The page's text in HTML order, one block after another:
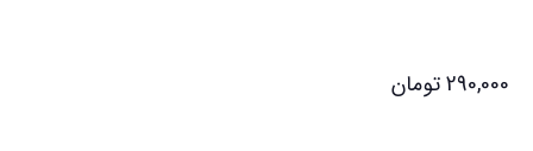
290,000تومان